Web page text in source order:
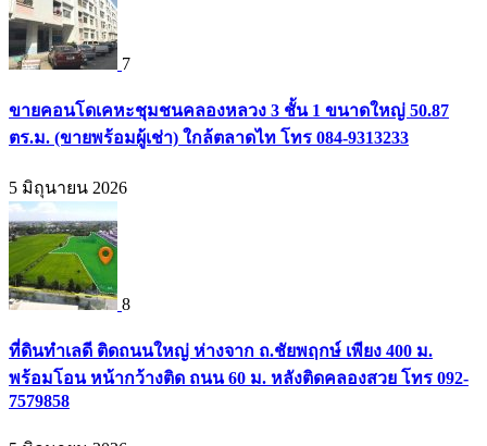
7
ขายคอนโดเคหะชุมชนคลองหลวง 3 ชั้น 1 ขนาดใหญ่ 50.87
ตร.ม. (ขายพร้อมผู้เช่า) ใกล้ตลาดไท โทร 084-9313233
5 มิถุนายน 2026
8
ที่ดินทำเลดี ติดถนนใหญ่ ห่างจาก ถ.ชัยพฤกษ์ เพียง 400 ม.
พร้อมโอน หน้ากว้างติด ถนน 60 ม. หลังติดคลองสวย โทร 092-
7579858